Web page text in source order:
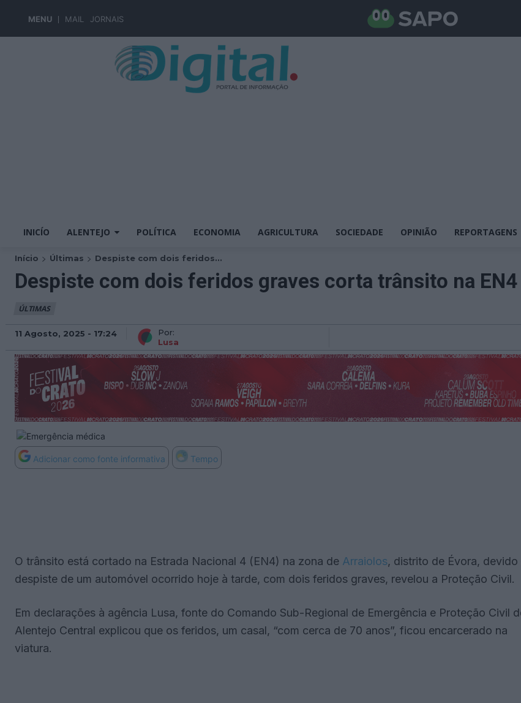
MENU MAIL JORNAIS
INICÍO ALENTEJO POLÍTICA ECONOMIA AGRICULTURA SOCIEDADE OPINIÃO REPORTAGENS
Início Últimas Despiste com dois feridos...
Despiste com dois feridos graves corta trânsito na
ÚLTIMAS
11 Agosto, 2025 - 17:24
Por:
Lusa
Adicionar como fonte informativa Tempo
O trânsito está cortado na Estrada Nacional 4 (EN4) na zona de Arraiolos, distrito de Évora, devido
despiste de um automóvel ocorrido hoje à tarde, com dois feridos graves, revelou a Proteção Civil.
Em declarações à agência Lusa, fonte do Comando Sub-Regional de Emergência e Proteção Civil
Alentejo Central explicou que os feridos, um casal, “com cerca de 70 anos”, ficou encarcerado na
viatura.